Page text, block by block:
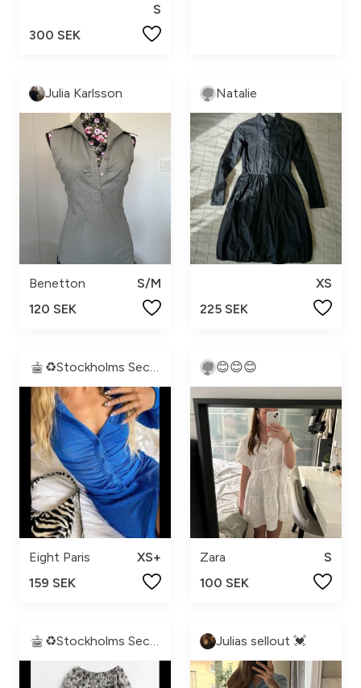
S
300 SEK
Julia Karlsson
Benetton
S/M
120 SEK
Natalie
XS
225 SEK
Eight Paris
XS+
159 SEK
😊😊😊
Zara
S
100 SEK
Julias sellout 💓